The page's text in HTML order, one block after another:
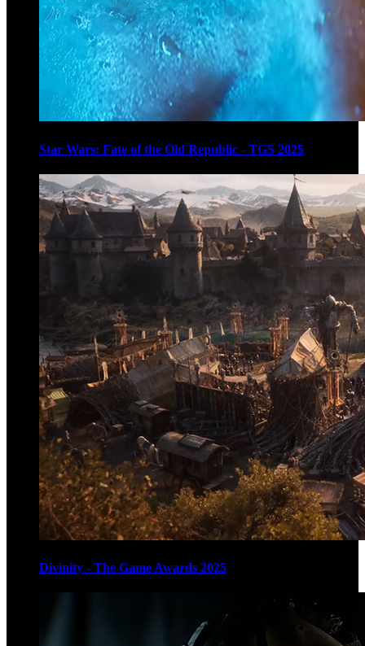
Star Wars: Fate of the Old Republic - TGS 2025
Divinity - The Game Awards 2025